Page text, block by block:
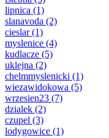
lipnica (1)
slanavoda (2)
cieslar(1)
myslenice (4)
kudlacze (5)
uklejna (2)
chelmmyslenicki (1)
wiezawidokowa (5)
wrzesien23 (7)
dzialek (2)
czupel (3)
lodygowice (1)